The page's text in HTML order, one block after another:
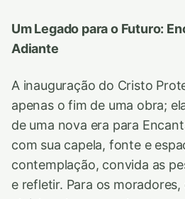
Um Legado para o Futuro:
Adiante
A inauguração do Cristo
apenas o fim de uma obra;
de uma nova era para
com sua capela, fonte e
contemplação, convida as
e refletir. Para os